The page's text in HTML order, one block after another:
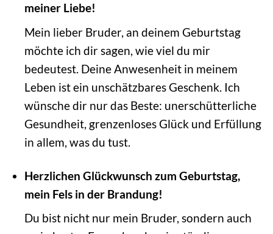
meiner Liebe!
Mein lieber Bruder, an deinem Geburtstag
möchte ich dir sagen, wie viel du mir
bedeutest. Deine Anwesenheit in meinem
Leben ist ein unschätzbares Geschenk. Ich
wünsche dir nur das Beste: unerschütterliche
Gesundheit, grenzenloses Glück und Erfüllung
in allem, was du tust.
Herzlichen Glückwunsch zum Geburtstag,
mein Fels in der Brandung!
Du bist nicht nur mein Bruder, sondern auch